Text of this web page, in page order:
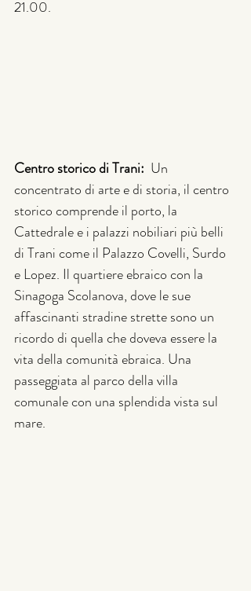
21.00.
Centro storico di Trani: Un
concentrato di arte e di storia, il centro
storico comprende il porto, la
Cattedrale e i palazzi nobiliari più belli
di Trani come il Palazzo Covelli, Surdo
e Lopez. Il quartiere ebraico con la
Sinagoga Scolanova, dove le sue
affascinanti stradine strette sono un
ricordo di quella che doveva essere la
vita della comunità ebraica. Una
passeggiata al parco della villa
comunale con una splendida vista sul
mare.